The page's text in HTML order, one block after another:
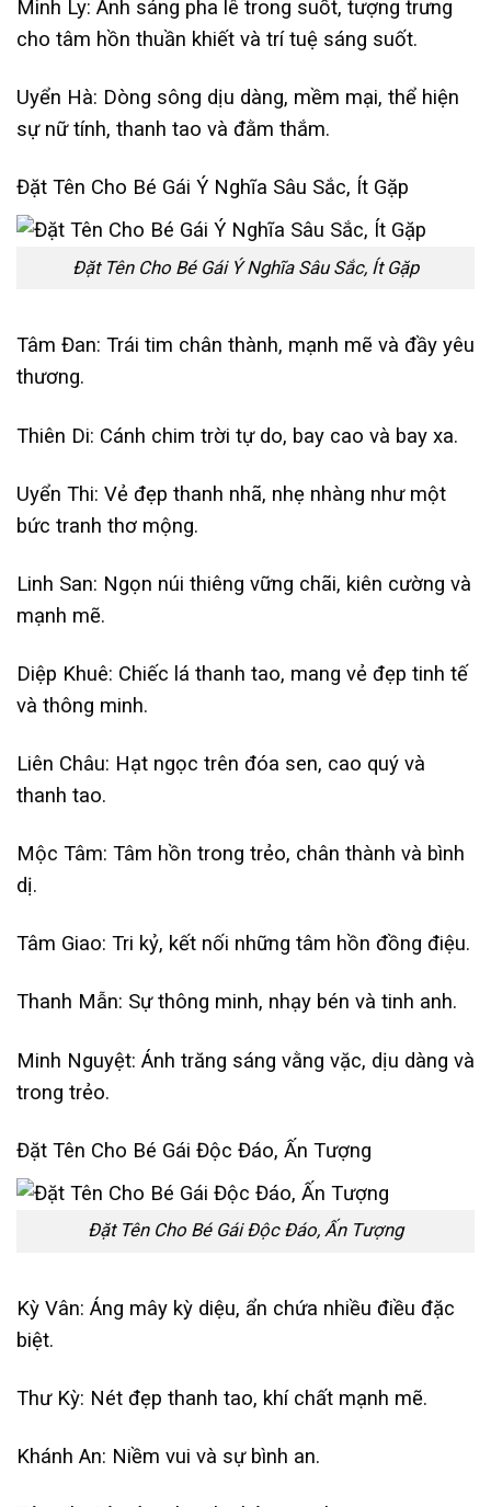
Minh Ly: Ánh sáng pha lê trong suốt, tượng trưng
cho tâm hồn thuần khiết và trí tuệ sáng suốt.
Uyển Hà: Dòng sông dịu dàng, mềm mại, thể hiện
sự nữ tính, thanh tao và đằm thắm.
Đặt Tên Cho Bé Gái Ý Nghĩa Sâu Sắc, Ít Gặp
Đặt Tên Cho Bé Gái Ý Nghĩa Sâu Sắc, Ít Gặp
Tâm Đan: Trái tim chân thành, mạnh mẽ và đầy yêu
thương.
Thiên Di: Cánh chim trời tự do, bay cao và bay xa.
Uyển Thi: Vẻ đẹp thanh nhã, nhẹ nhàng như một
bức tranh thơ mộng.
Linh San: Ngọn núi thiêng vững chãi, kiên cường và
mạnh mẽ.
Diệp Khuê: Chiếc lá thanh tao, mang vẻ đẹp tinh tế
và thông minh.
Liên Châu: Hạt ngọc trên đóa sen, cao quý và
thanh tao.
Mộc Tâm: Tâm hồn trong trẻo, chân thành và bình
dị.
Tâm Giao: Tri kỷ, kết nối những tâm hồn đồng điệu.
Thanh Mẫn: Sự thông minh, nhạy bén và tinh anh.
Minh Nguyệt: Ánh trăng sáng vằng vặc, dịu dàng và
trong trẻo.
Đặt Tên Cho Bé Gái Độc Đáo, Ấn Tượng
Đặt Tên Cho Bé Gái Độc Đáo, Ấn Tượng
Kỳ Vân: Áng mây kỳ diệu, ẩn chứa nhiều điều đặc
biệt.
Thư Kỳ: Nét đẹp thanh tao, khí chất mạnh mẽ.
Khánh An: Niềm vui và sự bình an.